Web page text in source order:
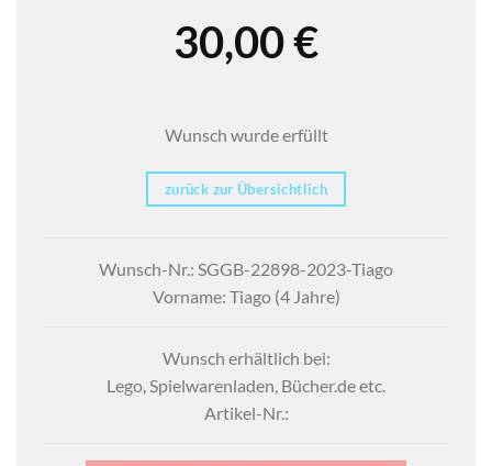
30,00€
Wunsch wurde erfüllt
zurück zur Übersichtlich
Wunsch-Nr.: SGGB-22898-2023-Tiago
Vorname: Tiago (4 Jahre)
Wunsch erhältlich bei:
Lego, Spielwarenladen, Bücher.de etc.
Artikel-Nr.: